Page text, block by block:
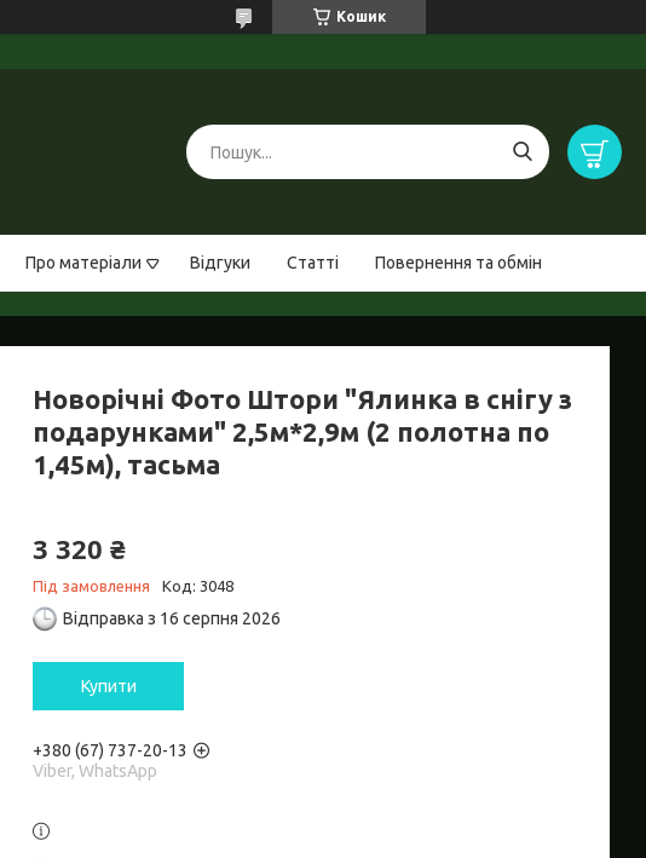
Кошик
Про матеріали Відгуки Статті Повернення та обмін
Новорічні Фото Штори "Ялинка в снігу з
подарунками" 2,5м*2,9м (2 полотна по
1,45м), тасьма
3 320 ₴
Під замовлення Код: 3048
Відправка з 16 серпня 2026
Купити
+380 (67) 737-20-13
Viber, WhatsApp